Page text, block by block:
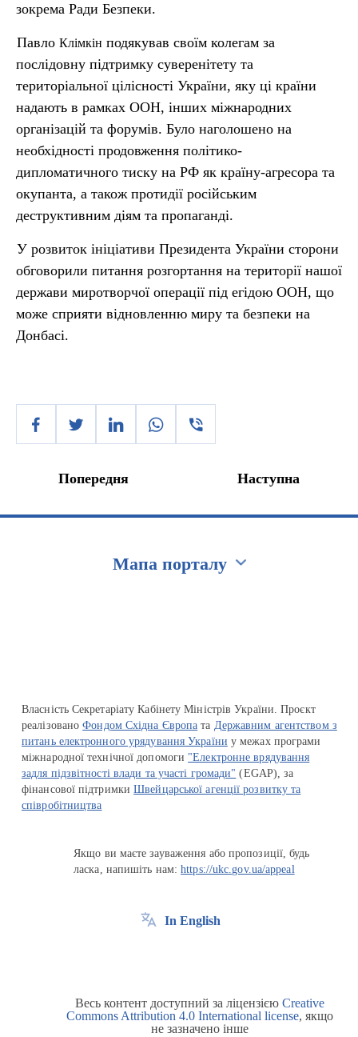
зокрема Ради Безпеки.
Павло Клімкін подякував своїм колегам за
послідовну підтримку суверенітету та
територіальної цілісності України, яку ці країни
надають в рамках ООН, інших міжнародних
організацій та форумів. Було наголошено на
необхідності продовження політико-
дипломатичного тиску на РФ як країну-агресора та
окупанта, а також протидії російським
деструктивним діям та пропаганді.
У розвиток ініціативи Президента України сторони
обговорили питання розгортання на території нашої
держави миротворчої операції під егідою ООН, що
може сприяти відновленню миру та безпеки на
Донбасі.
Попередня Наступна
Мапа порталу
Власність Секретаріату Кабінету Міністрів України. Проєкт
реалізованоФондом Східна Європа та Державним агентством з
питань електронного урядування України у межах програми
міжнародної технічної допомоги "Електронне врядування
задля підзвітності влади та участі громади" (EGAP), за
фінансової підтримкиШвейцарської агенції розвитку та
співробітництва
Якщо ви маєте зауваження або пропозиції, будь
ласка, напишіть нам:https://ukc.gov.ua/appeal
In English
Весь контент доступний за ліцензією Creative
Commons Attribution 4.0 International license, якщо
не зазначено інше